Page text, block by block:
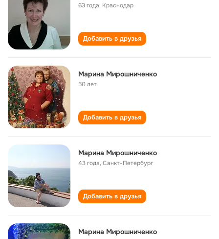
63 года, Краснодар
Добавить в друзья
Марина Мирошниченко
50 лет
Добавить в друзья
Марина Мирошниченко
43 года,Санкт-Петербург
Добавить в друзья
Марина Мирошниченко